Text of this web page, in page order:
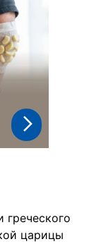
греческого
царицы